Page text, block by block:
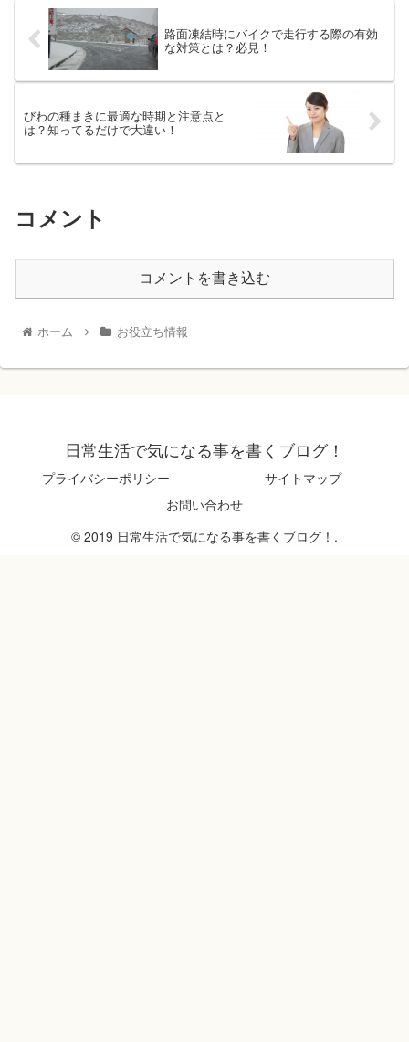
路面凍結時にバイクで走行する際の有効
な対策とは？必見！
びわの種まきに最適な時期と注意点と
は？知ってるだけで大違い！
コメント
コメントを書き込む
ホーム お役立ち情報
日常生活で気になる事を書くブログ！
プライバシーポリシー
サイトマップ
お問い合わせ
© 2019 日常生活で気になる事を書くブログ！.